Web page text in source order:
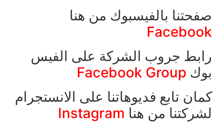
صفحتنا بالفيسبوك من هنا
Facebook
رابط جروب الشركة على الفيس
بوك Facebook Group
كمان تابع فديوهاتنا على الانستجرام
لشركتنا من هنا Instagram